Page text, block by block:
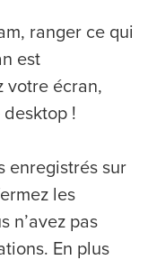
ranger ce qui
est
votre écran,
desktop !
enregistrés sur
les
n’avez pas
En plus